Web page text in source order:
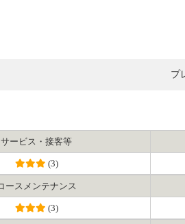
プ
サービス・接客等
(3)
ース メンテナンス
(3)